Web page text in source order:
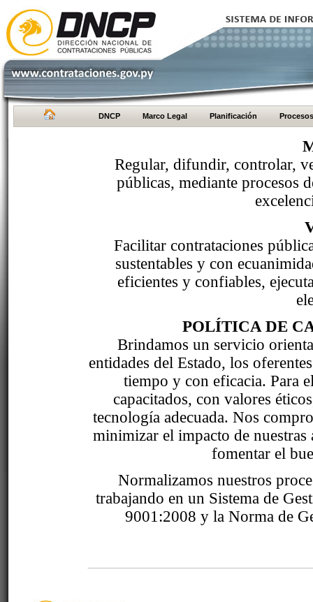
DNCP Marco Legal Planificación Procesos
Regular, difundir, controlar,
públicas, mediante procesos
Facilitar contrataciones
sustentables y con
eficientes y confiables,
POLÍTICA DE
Brindamos un servicio
entidades del Estado, los
tiempo y con eficacia. Para
capacitados, con valores
tecnología adecuada. Nos
minimizar el impacto de
fomentar el
Normalizamos nuestros
trabajando en un Sistema de
9001:2008 y la Norma de